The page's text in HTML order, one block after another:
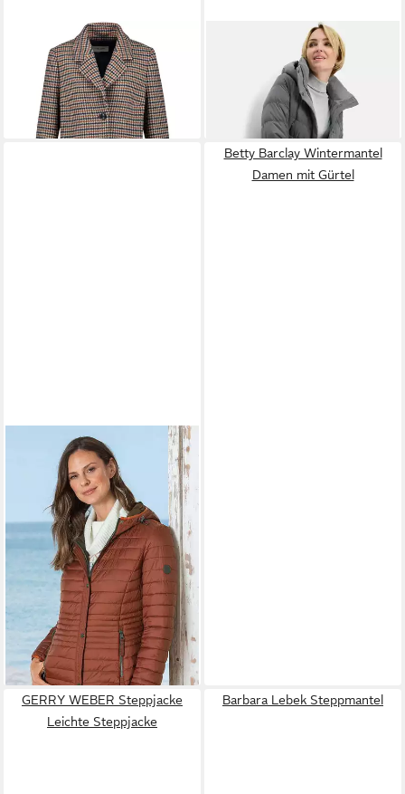
GERRY WEBERLangmantel
MANTEL WOLLE
229,00 €
FUCHS SCHMITT
Steppmantel mit Kapuze
BARBARA LEBEK
Steppmantel
91,99 € 195,49 €
-53%
Betty Barclay Wintermantel
Damen mit Gürtel
GERRY WEBER Steppjacke
Leichte Steppjacke
Barbara Lebek Steppmantel